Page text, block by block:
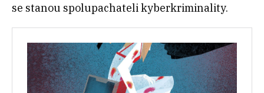
se stanou spolupachateli kyberkriminality.